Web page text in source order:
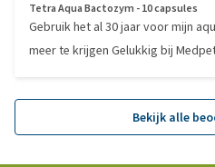
Tetra Aqua Bactozym - 10 capsules
Gebruik het al 30 jaar voor mijn
meer te krijgen Gelukkig bij
Bekijk alle